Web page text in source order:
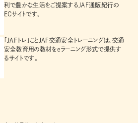
利で豊かな生活をご提案するJAF通販紀行の
ECサイトです。
「JAFトレ」ことJAF交通安全トレーニングは、交通
安全教育用の教材をeラーニング形式で提供す
るサイトです。